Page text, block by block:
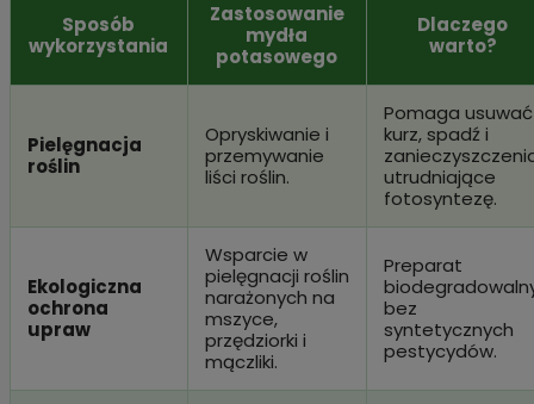
Sposób
wykorzystania
Zastosowanie
mydła
potasowego
Dlaczego
warto?
Pielęgnacja
roślin
Opryskiwanie i
przemywanie
liści roślin.
Pomaga usuwać
kurz, spadź i
utrudniające
fotosyntezę.
Ekologiczna
ochrona
upraw
Wsparcie w
pielęgnacji roślin
narażonych na
mszyce,
przędziorki i
mączliki.
Preparat
bez
syntetycznych
pestycydów.